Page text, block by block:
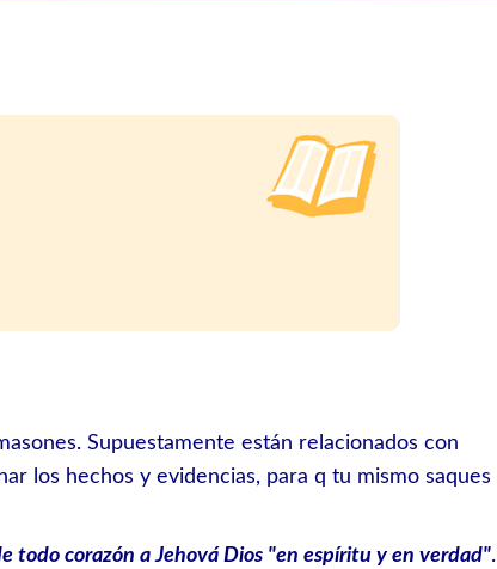
Supuestamente están relacionados con
los hechos y evidencias, para q tu mismo saques
todo corazón a Jehová Dios "en espíritu y en verdad".